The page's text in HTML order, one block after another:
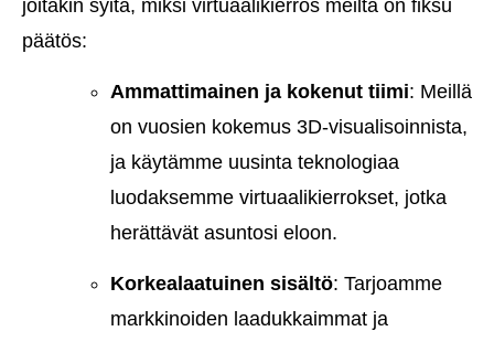
joitakin syitä, miksi virtuaalikierros meiltä on fiksu
päätös:
Ammattimainen ja kokenut tiimi: Meillä
on vuosien kokemus 3D-visualisoinnista,
ja käytämme uusinta teknologiaa
luodaksemme virtuaalikierrokset, jotka
herättävät asuntosi eloon.
Korkealaatuinen sisältö: Tarjoamme
markkinoiden laadukkaimmat ja